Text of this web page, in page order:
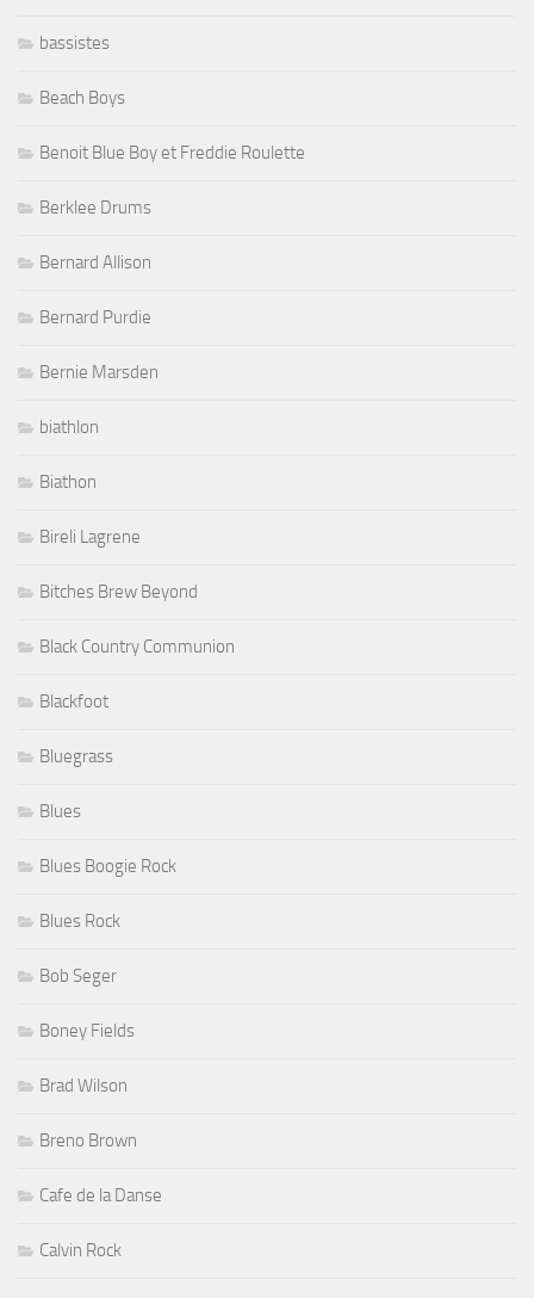
bassistes
Beach Boys
Benoit Blue Boy et Freddie Roulette
Berklee Drums
Bernard Allison
Bernard Purdie
Bernie Marsden
biathlon
Biathon
Bireli Lagrene
Bitches Brew Beyond
Black Country Communion
Blackfoot
Bluegrass
Blues
Blues Boogie Rock
Blues Rock
Bob Seger
Boney Fields
Brad Wilson
Breno Brown
Cafe de la Danse
Calvin Rock